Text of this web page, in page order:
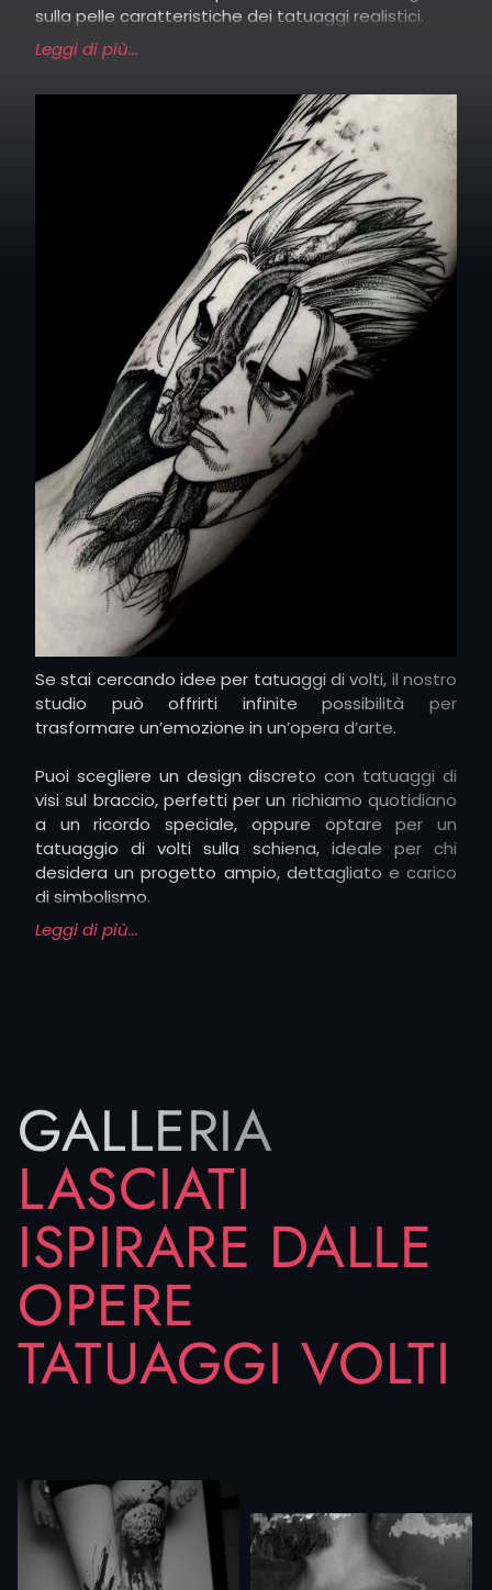
sulla pelle caratteristiche dei tatuaggi realistici.
I tatuaggi con volti eseguiti con lo stile
che unisce tradizione al moderno, sono perfetti per
raffigurare icone storiche fuse con elementi di
ribellione, mentre le linee pulite dellaFineline
uno al
concreto di pochi dettagli delMinimal
sono
perfette per creare un’opera elegante e semplice
Le ombreggiature profonde e i forti contrasti, tipici
del Blackwork, uniti all’esteticavintagedelDark
con un tocco più cupo e gotico creano
un mix ideale per imprimere su pelle la teatralità
dell’occulto e del misticismo.
I tatuaggi di volti sono un’espressione potente di
emozioni, ricordi e concetti astratti.
Che si tratti di un ritratto realistico, di un’opera
d’arte surrealistao di un volto simbolico, ogni
tatuaggio racconta una storia unica impressa sulla
pelle.
Leggi di più...
Se stai cercando idee per tatuaggi di volti, il nostro
studio può offrirti infinite possibilità per
trasformare un’emozione in un’opera d’arte.
Puoi scegliere un design discreto con tatuaggi di
visi sul braccio, perfetti per un richiamo quotidiano
a un ricordo speciale, oppure optare per un
tatuaggio di volti sulla schiena, ideale per chi
desidera un progetto ampio, dettagliato e carico
di simbolismo.
Anche un tatuaggio con volti sulle
Se hai l’idea di tatuarti un volto o desideri
riproduzioni fedeli di volti famosi o icone oppure
raffigurazioni vintage o surreali o più
contemporanee, dai un’occhiata qui sotto per
lasciarti ispirare dalle nostre opere in foto e scegli
lo stile e l’artista che preferisci.
Se hai già una bozza di quello che desideri
contattaci tramite campo dedicato, ti
risponderemo il prima possibile.
Leggi di più...
GALLERIA
LASCIATI
ISPIRARE DALLE
OPERE
TATUAGGI VOLTI